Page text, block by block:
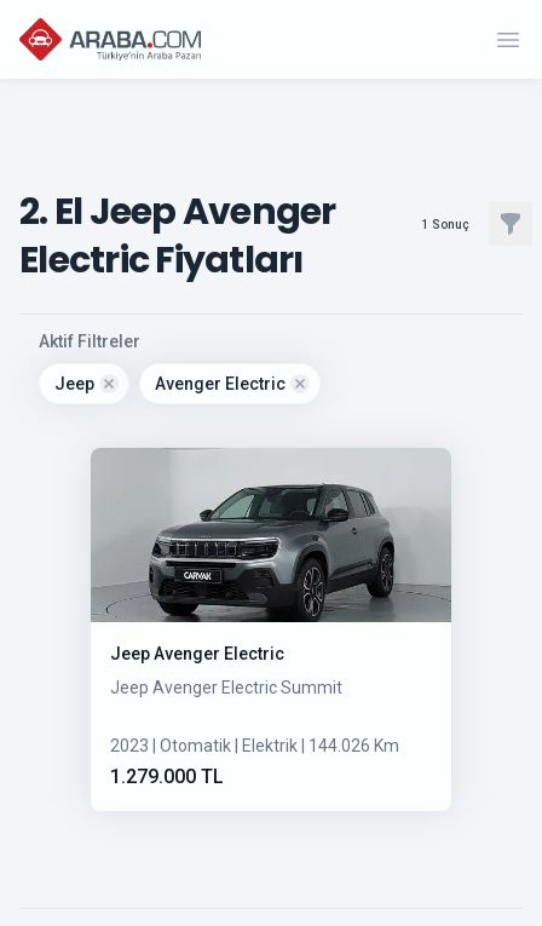
2. El Jeep Avenger
Electric Fiyatları
1 Sonuç
Aktif Filtreler
Jeep Remove filter forjeep
Avenger Electric Remove filter for
Jeep Avenger Electric
Jeep Avenger Electric Summit
2023 | Otomatik | Elektrik | 144.026 Km
1.279.000 TL